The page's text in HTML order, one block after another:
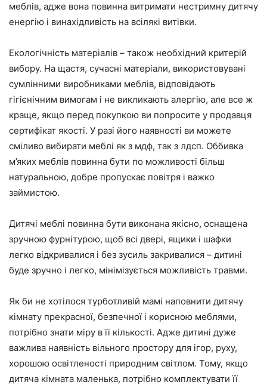
меблів, адже вона повинна витримати нестримну дитячу
енергію і винахідливість на всілякі витівки.
Екологічність матеріалів – також необхідний критерій
вибору. На щастя, сучасні матеріали, використовувані
сумлінними виробниками меблів, відповідають
гігієнічним вимогам і не викликають алергію, але все ж
краще, якщо перед покупкою ви попросите у продавця
сертифікат якості. У разі його наявності ви можете
сміливо вибирати меблі як з мдф, так з лдсп. Оббивка
м’яких меблів повинна бути по можливості більш
натуральною, добре пропускає повітря і важко
займистою.
Дитячі меблі повинна бути виконана якісно, оснащена
зручною фурнітурою, щоб всі двері, ящики і шафки
легко відкривалися і без зусиль закривалися – дитині
буде зручно і легко, мінімізується можливість травми.
Як би не хотілося турботливій мамі наповнити дитячу
кімнату прекрасної, безпечної і корисною меблями,
потрібно знати міру в її кількості. Адже дитині дуже
важлива наявність вільного простору для ігор, руху,
хорошою освітленості природним світлом. Тому, якщо
дитяча кімната маленька, потрібно комплектувати її